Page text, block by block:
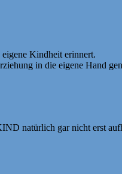
Kindheit erinnert.
in die eigene Hand
natürlich gar nicht erst